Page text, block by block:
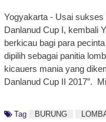
Yogyakarta - Usai
Danlanud Cup I, kembali
berkicau bagi para
dipilih sebagai panitia
kicauers mania yang
Danlanud Cup II 2017”.
Tag BURUNG